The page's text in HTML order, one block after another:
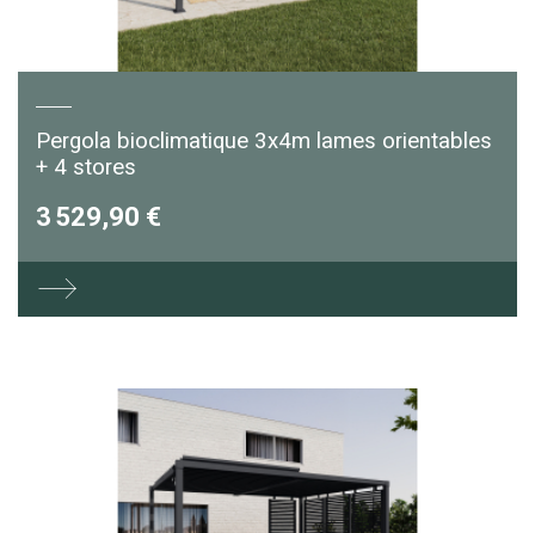
Pergola bioclimatique 3x4m lames orientables
+ 4 stores
3 529,90 €